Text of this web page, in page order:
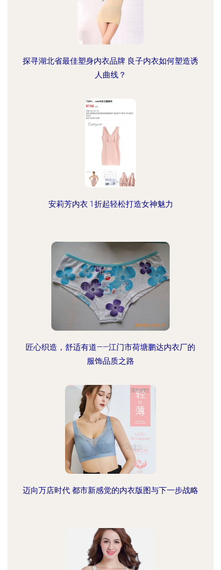
探寻湖北省最佳塑身内衣品牌 良子内衣如何塑造诱
人曲线？
安莉芳内衣 1折起轻松打造女神魅力
匠心织造，舒适有道——江门市荷塘鹏达内衣厂的
服饰品质之路
迈向万店时代 都市新感觉的内衣版图与下一步战略